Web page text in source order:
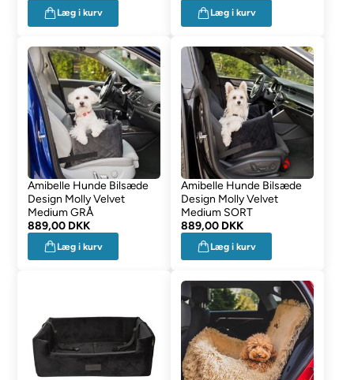
Læg i kurv Læg i kurv
Amibelle Hunde Bilsæde
Design Molly Velvet
Medium GRÅ
889,00 DKK
Læg i kurv
Amibelle Hunde Bilsæde
Design Molly Velvet
Medium SORT
889,00 DKK
Læg i kurv